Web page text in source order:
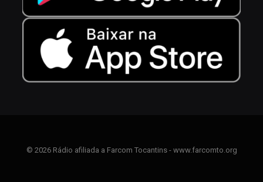
© 2026 Rádio afiliada a Farcom Tocantins - www.farcomto.org